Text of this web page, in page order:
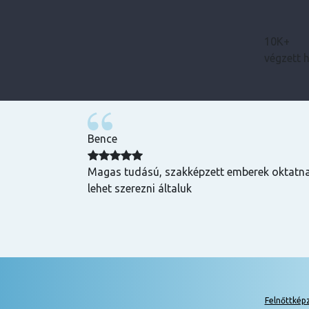
10K+
végzett
Bence
Magas tudású, szakképzett emberek
lehet szerezni általuk